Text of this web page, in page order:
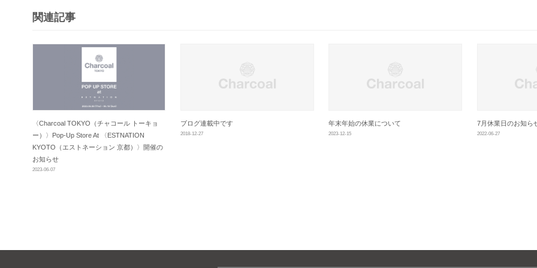
ョ
ン
関連記事
〈Charcoal TOKYO（チャコール トーキョ
ー）〉Pop-Up Store At 〈ESTNATION
KYOTO（エストネーション 京都）〉開催の
お知らせ
2023-06-07
ブログ連載中です
2018-12-27
年末年始の休業について
2023-12-15
7月休業日のお知ら
2022-06-27